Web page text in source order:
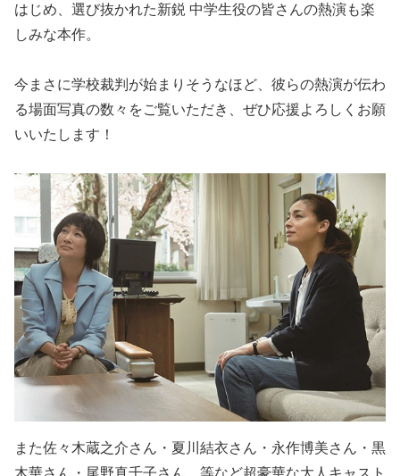
はじめ、選び抜かれた新鋭 中学生役の皆さんの熱演も楽
しみな本作。
今まさに学校裁判が始まりそうなほど、彼らの熱演が伝わ
る場面写真の数々をご覧いただき、ぜひ応援よろしくお願
いいたします！
また佐々木蔵之介さん・夏川結衣さん・永作博美さん・黒
木華さん・尾野真千子さん…等など超豪華な大人キャスト